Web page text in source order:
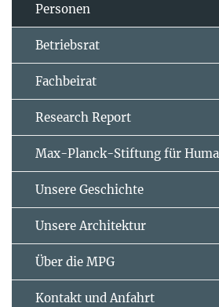
Personen
Betriebsrat
Fachbeirat
Research Report
Max-Planck-Stiftung für
Unsere Geschichte
Unsere Architektur
Über die MPG
Kontakt und Anfahrt